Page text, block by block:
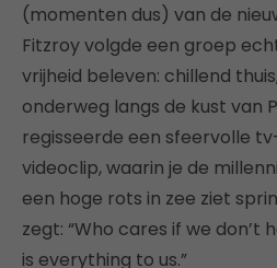
(momenten dus) van de
Fitzroy volgde een groep
vrijheid beleven: chillend
onderweg langs de kust van
regisseerde een sfeervolle
videoclip, waarin je de
een hoge rots in zee ziet
zegt: “Who cares if we don’t
is everything to us.”